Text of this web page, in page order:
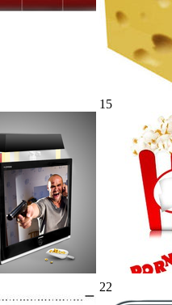
15
22